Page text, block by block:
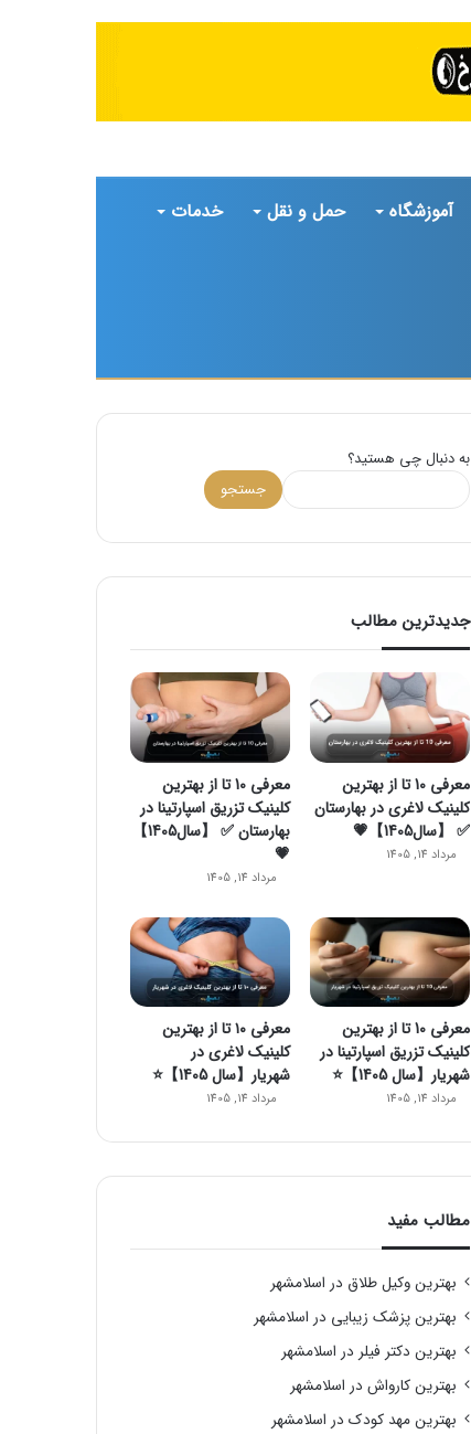
آموزشگاه حمل و نقل خدمات
پوسته
به دنبال چی هستید؟
جستجو
جدیدترین مطالب
معرفی 10 تا از بهترین
کلینیک لاغری در بهارستان
✅ 【سال1405】💗
مرداد 14, 1405
معرفی 10 تا از بهترین
کلینیک تزریق اسپارتینا در
بهارستان ✅ 【سال1405】
💗
مرداد 14, 1405
معرفی 10 تا از بهترین
کلینیک تزریق اسپارتینا در
شهریار【سال 1405】⭐
مرداد 14, 1405
معرفی ۱۰ تا از بهترین
کلینیک لاغری در
شهریار【سال 1405】⭐️
مرداد 14, 1405
مطالب مفید
بهترین وکیل طلاق در اسلامشهر
بهترین پزشک زیبایی در اسلامشهر
بهترین دکتر فیلر در اسلامشهر
بهترین کارواش در اسلامشهر
بهترین مهد کودک در اسلامشهر